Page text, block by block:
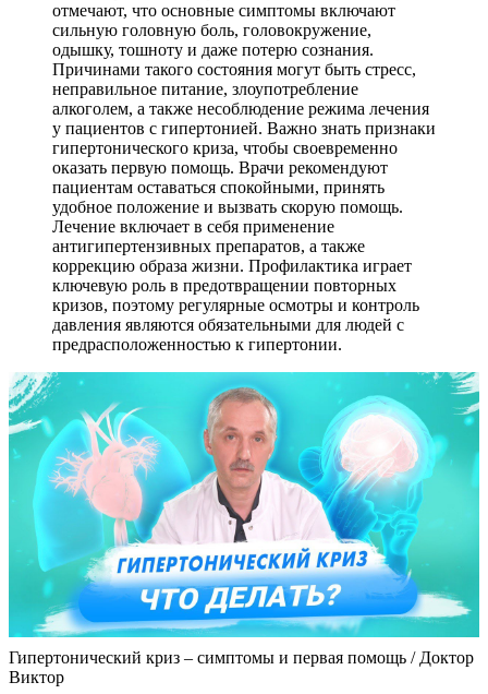
отмечают, что основные симптомы включают
сильную головную боль, головокружение,
одышку, тошноту и даже потерю сознания.
Причинами такого состояния могут быть стресс,
неправильное питание, злоупотребление
алкоголем, а также несоблюдение режима лечения
у пациентов с гипертонией. Важно знать признаки
гипертонического криза, чтобы своевременно
оказать первую помощь. Врачи рекомендуют
пациентам оставаться спокойными, принять
удобное положение и вызвать скорую помощь.
Лечение включает в себя применение
антигипертензивных препаратов, а также
коррекцию образа жизни. Профилактика играет
ключевую роль в предотвращении повторных
кризов, поэтому регулярные осмотры и контроль
давления являются обязательными для людей с
предрасположенностью к гипертонии.
Гипертонический криз – симптомы и первая помощь / Доктор
Виктор